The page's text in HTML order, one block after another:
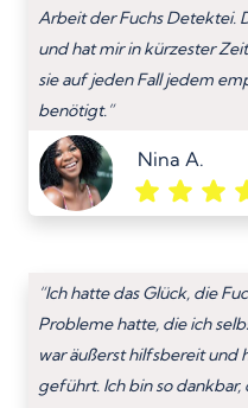
Arbeit der Fuchs Detektei.
und hat mir in kürzester
sie auf jeden Fall jedem
benötigt.”
Nina A.
“Ich hatte das Glück, die
Probleme hatte, die ich
war äußerst hilfsbereit und
geführt. Ich bin so